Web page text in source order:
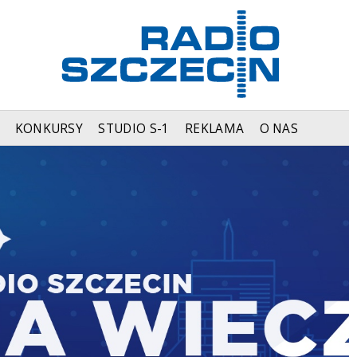
KONKURSY STUDIO S-1 REKLAMA O NAS